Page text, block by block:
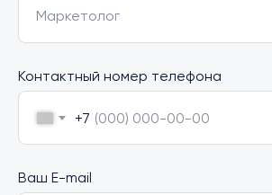
Маркетолог
Контактный номер телефона
+7
Ваш E-mail